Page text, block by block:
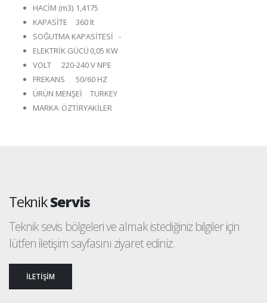
HACİM (m3) 1,4175
KAPASİTE
360 lt
SOĞUTMA KAPASİTESİ -
ELEKTRİK GÜCÜ 0,05 KW
VOLT
220-240 V NPE
FREKANS
50/60 HZ
ÜRÜN MENŞEİ
TURKEY
MARKA ÖZTİRYAKİLER
TeknikServis
Teknik sevis bölgeleri ve almak istediğiniz bilgiler için
lütfen iletişim sayfasını ziyaret ediniz.
İLETİŞİM